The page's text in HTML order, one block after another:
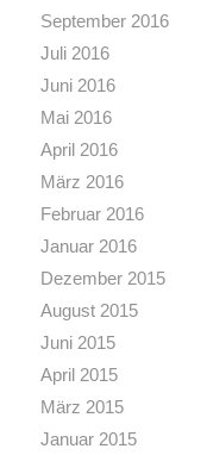
September 2016
Juli 2016
Juni 2016
Mai 2016
April 2016
März 2016
Februar 2016
Januar 2016
Dezember 2015
August 2015
Juni 2015
April 2015
März 2015
Januar 2015